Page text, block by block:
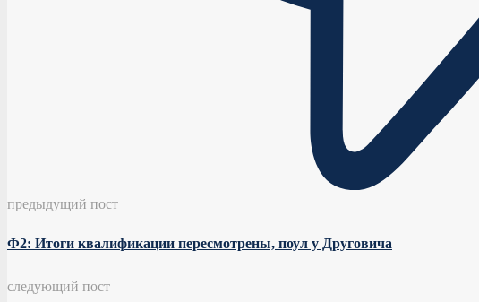
предыдущий пост
Ф2: Итоги квалификации пересмотрены, поул у Друговича
следующий пост